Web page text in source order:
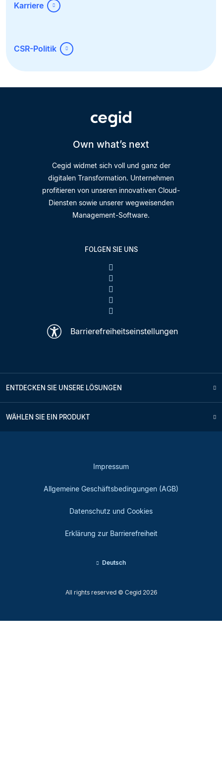
Karriere
CSR-Politik
Own what’s next
Cegid widmet sich voll und ganz der
digitalen Transformation. Unternehmen
profitieren von unseren innovativen Cloud-
Diensten sowie unserer wegweisenden
Management-Software.
FOLGEN SIE UNS
Barrierefreiheitseinstellungen
ENTDECKEN SIE UNSERE LÖSUNGEN
WÄHLEN SIE EIN PRODUKT
All rights reserved © Cegid 2026
Impressum
Allgemeine Geschäftsbedingungen (AGB)
Datenschutz und Cookies
Erklärung zur Barrierefreiheit
Deutsch